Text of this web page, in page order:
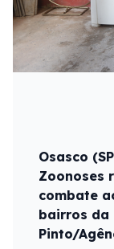
Osasco
Zoonoses
combate
bairros da
Pinto/